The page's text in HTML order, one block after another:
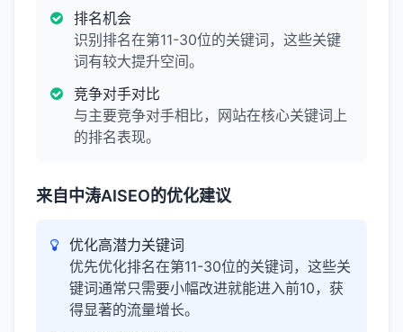
排名机会
识别排名在第11-30位的关键词，这些关键
词有较大提升空间。
竞争对手对比
与主要竞争对手相比，网站在核心关键词上
的排名表现。
来自中涛AISEO的优化建议
优化高潜力关键词
优先优化排名在第11-30位的关键词，这些关
键词通常只需要小幅改进就能进入前10，获
得显著的流量增长。